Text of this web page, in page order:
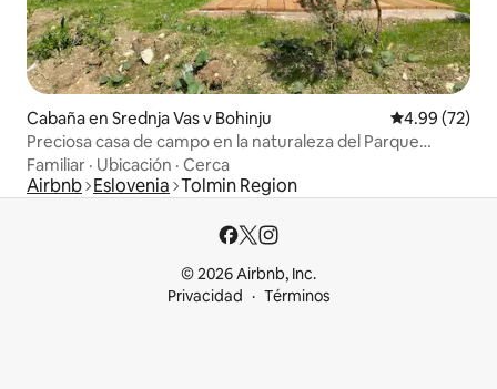
Cabaña en Srednja Vas v Bohinju Calificación
4.99 (72)
Preciosa casa de campo en la naturaleza del Parque
Nacional
Familiar · Ubicación · Cerca
Airbnb Eslovenia Tolmin Region
© 2026 Airbnb, Inc.
Privacidad
Términos